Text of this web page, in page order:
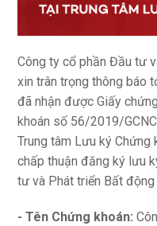
Công ty cổ phần Đầu tư
xin trân trọng thông báo
đã nhận được Giấy
khoán số 56/2019/
Trung tâm Lưu ký Chứng
chấp thuận đăng ký lưu
tư và Phát triển Bất động
- Tên Chứng khoán: